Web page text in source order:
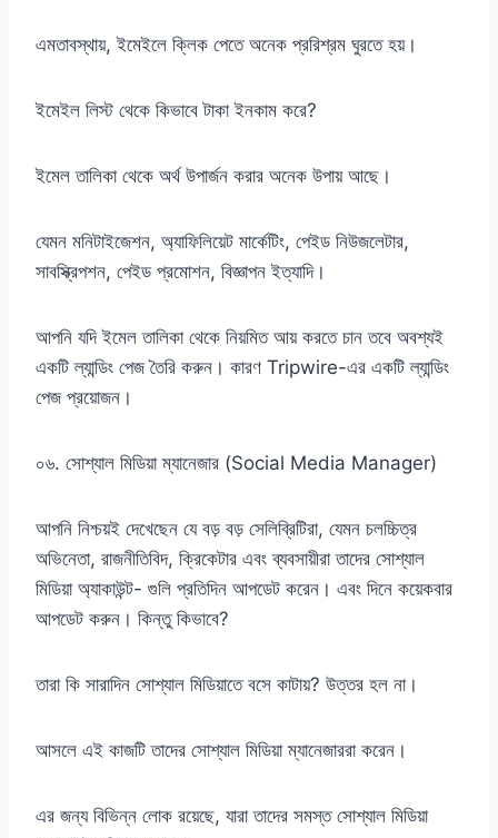
এমতাবস্থায়, ইমেইলে ক্লিক পেতে অনেক প্ররিশ্রম ঘুরতে হয়।
ইমেইল লিস্ট থেকে কিভাবে টাকা ইনকাম করে?
ইমেল তালিকা থেকে অর্থ উপার্জন করার অনেক উপায় আছে।
যেমন মনিটাইজেশন, অ্যাফিলিয়েট মার্কেটিং, পেইড নিউজলেটার,
সাবস্ক্রিপশন, পেইড প্রমোশন, বিজ্ঞাপন ইত্যাদি।
আপনি যদি ইমেল তালিকা থেকে নিয়মিত আয় করতে চান তবে অবশ্যই
একটি ল্যান্ডিং পেজ তৈরি করুন। কারণ Tripwire-এর একটি ল্যান্ডিং
পেজ প্রয়োজন।
০৬. সোশ্যাল মিডিয়া ম্যানেজার (Social Media Manager)
আপনি নিশ্চয়ই দেখেছেন যে বড় বড় সেলিব্রিটিরা, যেমন চলচ্চিত্র
অভিনেতা, রাজনীতিবিদ, ক্রিকেটার এবং ব্যবসায়ীরা তাদের সোশ্যাল
মিডিয়া অ্যাকাউন্ট- গুলি প্রতিদিন আপডেট করেন। এবং দিনে কয়েকবার
আপডেট করুন। কিন্তু কিভাবে?
তারা কি সারাদিন সোশ্যাল মিডিয়াতে বসে কাটায়? উত্তর হল না।
আসলে এই কাজটি তাদের সোশ্যাল মিডিয়া ম্যানেজাররা করেন।
এর জন্য বিভিন্ন লোক রয়েছে, যারা তাদের সমস্ত সোশ্যাল মিডিয়া